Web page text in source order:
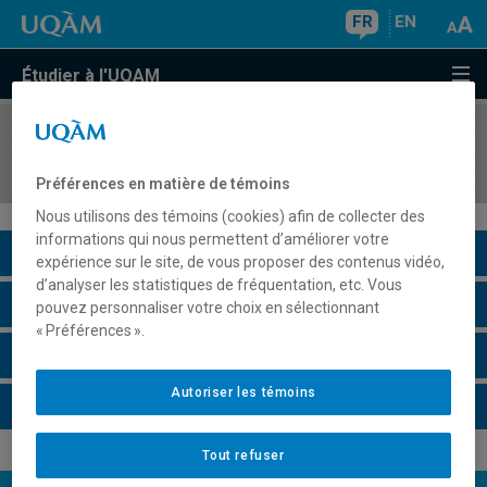
FR EN
Étudier à l'UQAM
COURS//
Description du cours
Horaire - Été 2026
Préférences en matière de témoins
Nous utilisons des témoins (cookies) afin de collecter des
informations qui nous permettent d’améliorer votre
expérience sur le site, de vous proposer des contenus vidéo,
d’analyser les statistiques de fréquentation, etc. Vous
pouvez personnaliser votre choix en sélectionnant
« Préférences ».
Tout refuser
Autoriser les témoins